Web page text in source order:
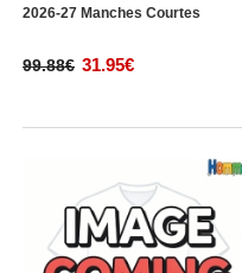
2026-27 Manches Courtes
99.88€ 31.95€